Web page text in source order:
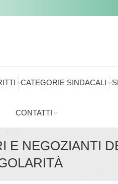
CATEGORIE SINDACALI
CONTATTI
E NEGOZIANTI